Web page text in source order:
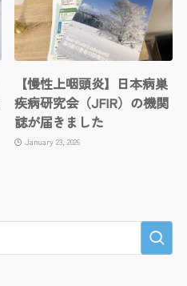
【慢性上咽頭炎】日本病巣
疾病研究会（JFIR）の機関
誌が届きました
January 23, 2026